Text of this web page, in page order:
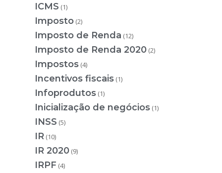
ICMS (1)
Imposto (2)
Imposto de Renda (12)
Imposto de Renda 2020 (2)
Impostos (4)
Incentivos fiscais (1)
Infoprodutos (1)
Inicialização de negócios (1)
INSS (5)
IR (10)
IR 2020 (9)
IRPF (4)